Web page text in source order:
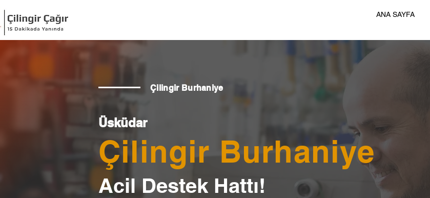
ANA SAYFA
Çilingir Burhaniye
Üsküdar
Çilingir Burhaniye
Acil Destek Hattı!